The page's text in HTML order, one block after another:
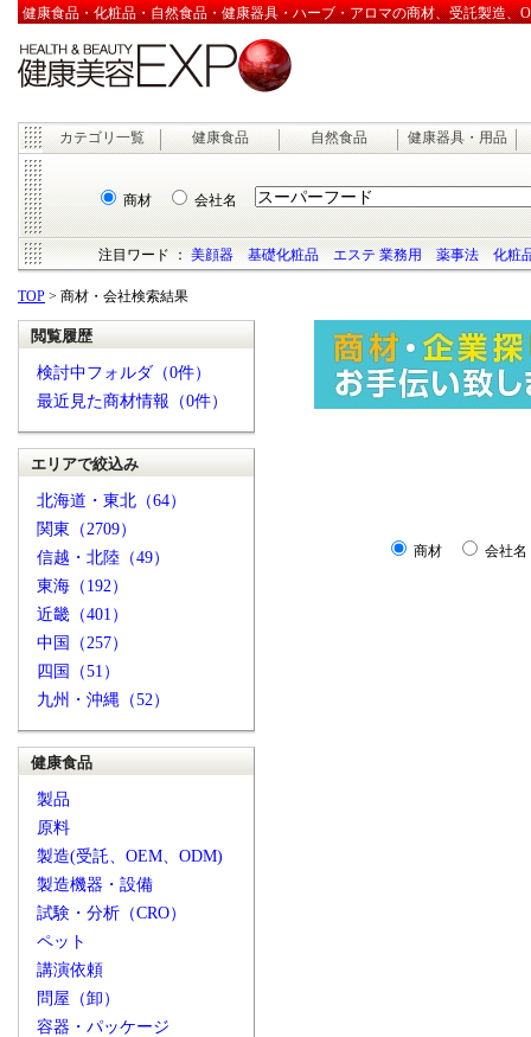
健康食品・化粧品・自然食品・健康器具・ハーブ・アロマの商材、受託製造、
カテゴリ一覧 健康食品 自然食品 健康器具・用品
商材 会社名
注目ワード ：美顔器 基礎化粧品 エステ 業務用 薬事法 化粧
TOP > 商材・会社検索結果
閲覧履歴
検討中フォルダ（0件）
最近見た商材情報（0件）
エリアで絞込み
北海道・東北（64）
関東（2709）
信越・北陸（49）
東海（192）
近畿（401）
中国（257）
四国（51）
九州・沖縄（52）
健康食品
製品
原料
製造(受託、OEM、ODM)
製造機器・設備
試験・分析（CRO）
ペット
講演依頼
問屋（卸）
容器・パッケージ
商材 会社名